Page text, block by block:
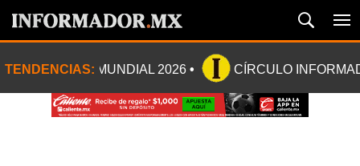
TENDENCIAS: MUNDIAL 2026 CÍRCULO